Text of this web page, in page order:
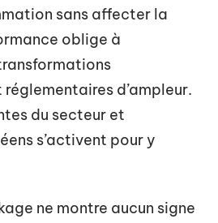
sans affecter la
oblige à
d’ampleur.
du secteur et
s’activent pour y
ne montre aucun signe